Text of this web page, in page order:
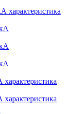
характеристика